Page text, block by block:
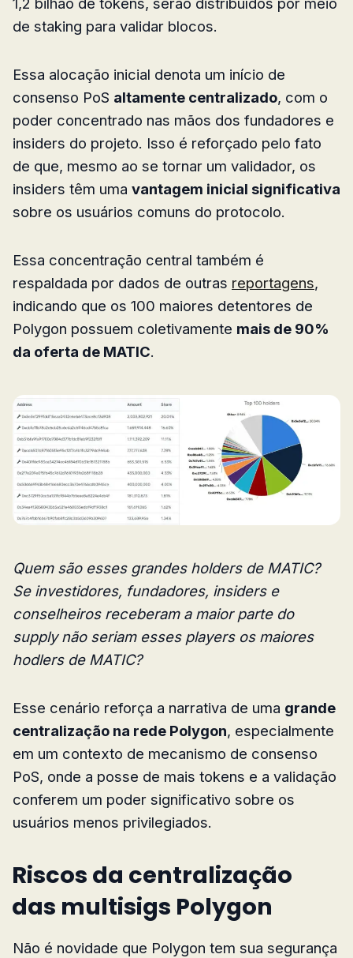
de staking para validar blocos.
Essa alocação inicial denota um início de
consenso PoS altamente centralizado, com o
poder concentrado nas mãos dos fundadores e
insiders do projeto. Isso é reforçado pelo fato
de que, mesmo ao se tornar um validador, os
insiders têm uma vantagem inicial significativa
sobre os usuários comuns do protocolo.
Essa concentração central também é
respaldada por dados de outras reportagens,
indicando que os 100 maiores detentores de
Polygon possuem coletivamente mais de 90%
da oferta de MATIC.
Quem são esses grandes holders de MATIC?
Se investidores, fundadores, insiders e
conselheiros receberam a maior parte do
supply não seriam esses players os maiores
hodlers de MATIC?
Esse cenário reforça a narrativa de uma grande
centralização na rede Polygon, especialmente
em um contexto de mecanismo de consenso
PoS, onde a posse de mais tokens e a validação
conferem um poder significativo sobre os
usuários menos privilegiados.
Riscos da centralização
das multisigs Polygon
Não é novidade que Polygon tem sua segurança